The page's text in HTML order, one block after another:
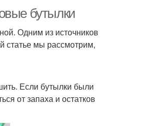
бутылки
Одним из источников
статье мы рассмотрим,
Если бутылки были
от запаха и остатков